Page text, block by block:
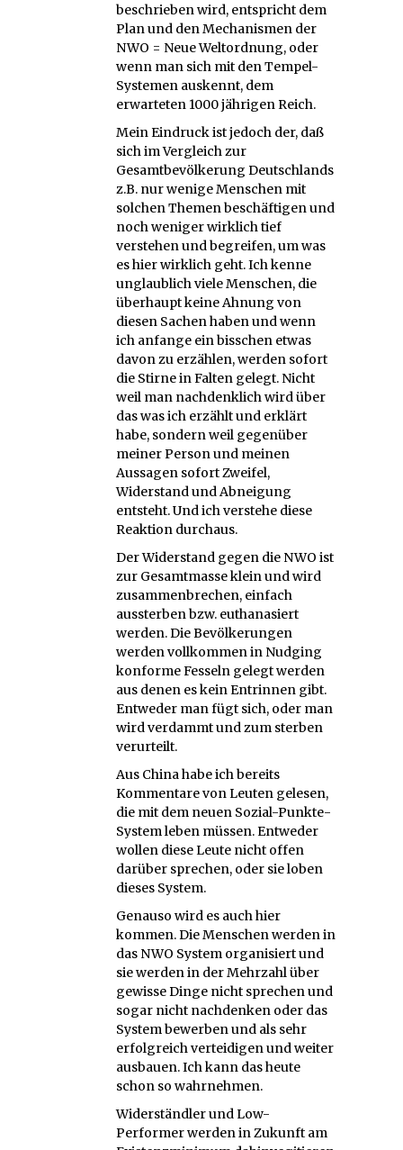
beschrieben wird, entspricht dem
Plan und den Mechanismen der
NWO = Neue Weltordnung, oder
wenn man sich mit den Tempel-
Systemen auskennt, dem
erwarteten 1000 jährigen Reich.
Mein Eindruck ist jedoch der, daß
sich im Vergleich zur
Gesamtbevölkerung Deutschlands
z.B. nur wenige Menschen mit
solchen Themen beschäftigen und
noch weniger wirklich tief
verstehen und begreifen, um was
es hier wirklich geht. Ich kenne
unglaublich viele Menschen, die
überhaupt keine Ahnung von
diesen Sachen haben und wenn
ich anfange ein bisschen etwas
davon zu erzählen, werden sofort
die Stirne in Falten gelegt. Nicht
weil man nachdenklich wird über
das was ich erzählt und erklärt
habe, sondern weil gegenüber
meiner Person und meinen
Aussagen sofort Zweifel,
Widerstand und Abneigung
entsteht. Und ich verstehe diese
Reaktion durchaus.
Der Widerstand gegen die NWO ist
zur Gesamtmasse klein und wird
zusammenbrechen, einfach
aussterben bzw. euthanasiert
werden. Die Bevölkerungen
werden vollkommen in Nudging
konforme Fesseln gelegt werden
aus denen es kein Entrinnen gibt.
Entweder man fügt sich, oder man
wird verdammt und zum sterben
verurteilt.
Aus China habe ich bereits
Kommentare von Leuten gelesen,
die mit dem neuen Sozial-Punkte-
System leben müssen. Entweder
wollen diese Leute nicht offen
darüber sprechen, oder sie loben
dieses System.
Genauso wird es auch hier
kommen. Die Menschen werden in
das NWO System organisiert und
sie werden in der Mehrzahl über
gewisse Dinge nicht sprechen und
sogar nicht nachdenken oder das
System bewerben und als sehr
erfolgreich verteidigen und weiter
ausbauen. Ich kann das heute
schon so wahrnehmen.
Widerständler und Low-
Performer werden in Zukunft am